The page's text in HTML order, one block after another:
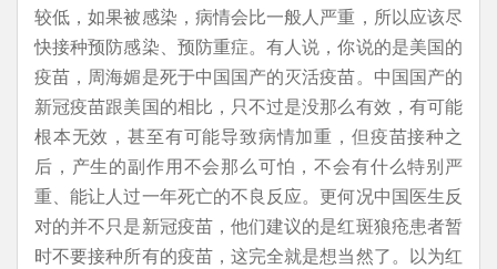
较低，如果被感染，病情会比一般人严重，所以应该尽
快接种预防感染、预防重症。有人说，你说的是美国的
疫苗，周海媚是死于中国国产的灭活疫苗。中国国产的
新冠疫苗跟美国的相比，只不过是没那么有效，有可能
根本无效，甚至有可能导致病情加重，但疫苗接种之
后，产生的副作用不会那么可怕，不会有什么特别严
重、能让人过一年死亡的不良反应。更何况中国医生反
对的并不只是新冠疫苗，他们建议的是红斑狼疮患者暂
时不要接种所有的疫苗，这完全就是想当然了。以为红